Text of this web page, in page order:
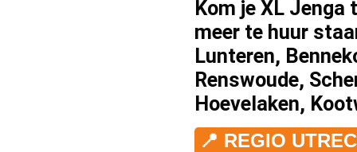
Kom je XL Jenga
meer te huur
Lunteren,
Renswoude,
Hoevelaken,
📍 REGIO